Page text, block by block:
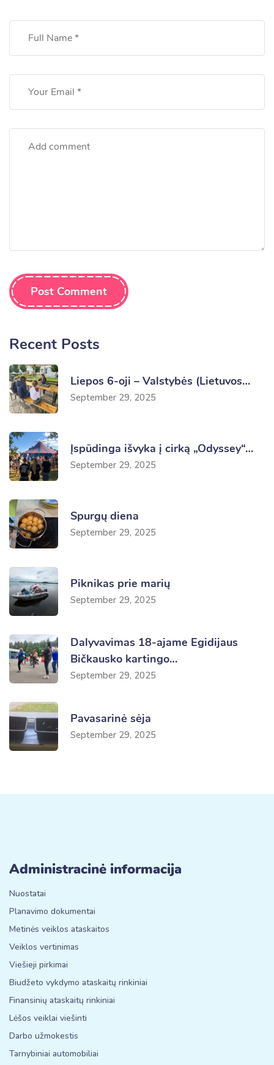
Post Comment
Recent Posts
Liepos 6-oji – Valstybės (Lietuvos…
September 29, 2025
Įspūdinga išvyka į cirką „Odyssey“…
September 29, 2025
Spurgų diena
September 29, 2025
Piknikas prie marių
September 29, 2025
Dalyvavimas 18-ajame Egidijaus
Bičkausko kartingo…
September 29, 2025
Pavasarinė sėja
September 29, 2025
Administracinė informacija
Nuostatai
Planavimo dokumentai
Metinės veiklos ataskaitos
Veiklos vertinimas
Viešieji pirkimai
Biudžeto vykdymo ataskaitų rinkiniai
Finansinių ataskaitų rinkiniai
Lėšos veiklai viešinti
Darbo užmokestis
Tarnybiniai automobiliai